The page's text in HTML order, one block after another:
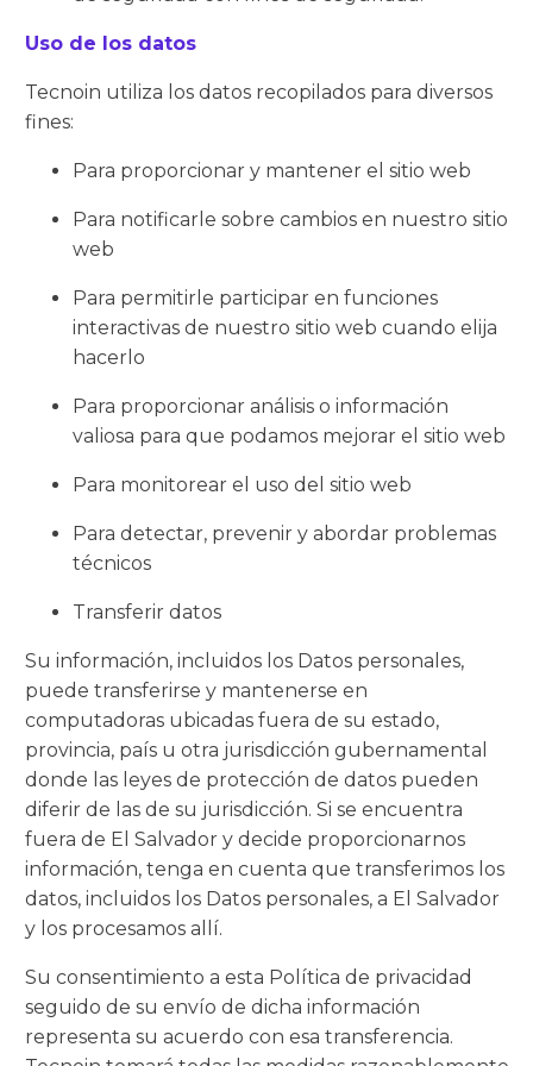
Uso de los datos
Tecnoin utiliza los datos recopilados para diversos
fines:
Para proporcionar y mantener el sitio web
Para notificarle sobre cambios en nuestro sitio
web
Para permitirle participar en funciones
interactivas de nuestro sitio web cuando elija
hacerlo
Para proporcionar análisis o información
valiosa para que podamos mejorar el sitio web
Para monitorear el uso del sitio web
Para detectar, prevenir y abordar problemas
técnicos
Transferir datos
Su información, incluidos los Datos personales,
puede transferirse y mantenerse en
computadoras ubicadas fuera de su estado,
provincia, país u otra jurisdicción gubernamental
donde las leyes de protección de datos pueden
diferir de las de su jurisdicción. Si se encuentra
fuera de El Salvador y decide proporcionarnos
información, tenga en cuenta que transferimos los
datos, incluidos los Datos personales, a El Salvador
y los procesamos allí.
Su consentimiento a esta Política de privacidad
seguido de su envío de dicha información
representa su acuerdo con esa transferencia.